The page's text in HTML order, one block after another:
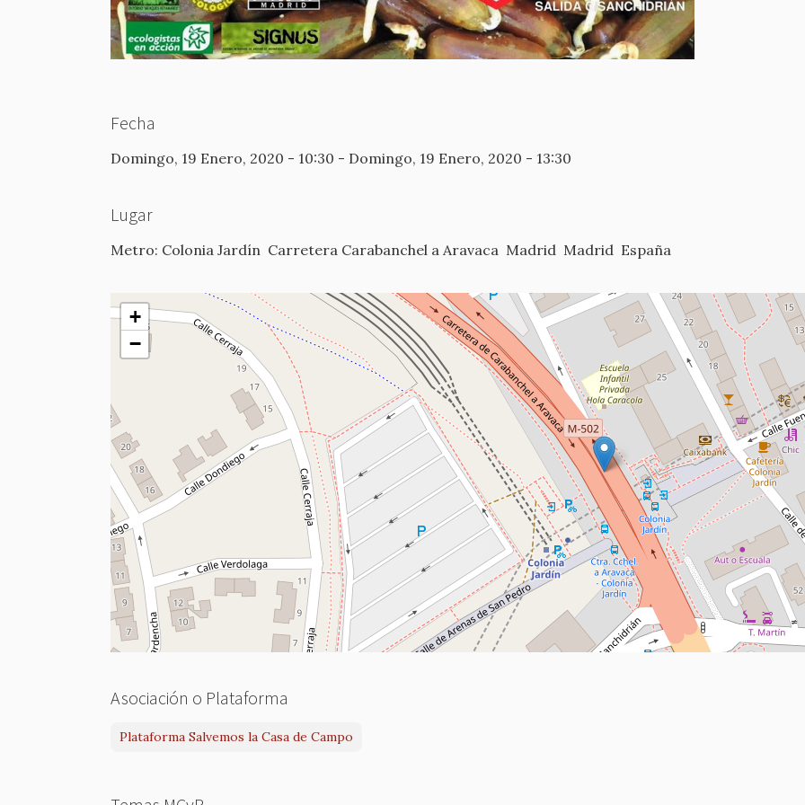
Fecha
Domingo, 19 Enero, 2020 - 10:30 - Domingo, 19 Enero, 2020 - 13:30
Lugar
Metro: Colonia Jardín Carretera Carabanchel a Aravaca Madrid Madrid España
+
−
Asociación o Plataforma
Plataforma Salvemos la Casa de Campo